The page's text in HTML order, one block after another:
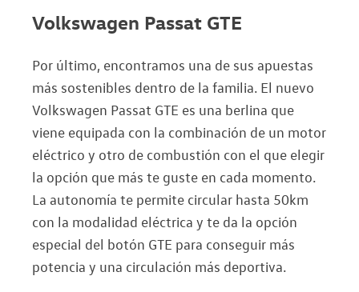
Volkswagen Passat GTE
Por último, encontramos una de sus apuestas
más sostenibles dentro de la familia. El nuevo
Volkswagen Passat GTE es una berlina que
viene equipada con la combinación de un motor
eléctrico y otro de combustión con el que elegir
la opción que más te guste en cada momento.
La autonomía te permite circular hasta 50km
con la modalidad eléctrica y te da la opción
especial del botón GTE para conseguir más
potencia y una circulación más deportiva.